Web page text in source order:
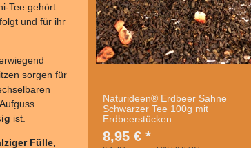
Tee gehört
und für ihr
sorgen für
ist.
Fülle,
Naturideen® Erdbeer Sahne
Schwarzer Tee 100g mit
Erdbeerstücken
8,95 € *